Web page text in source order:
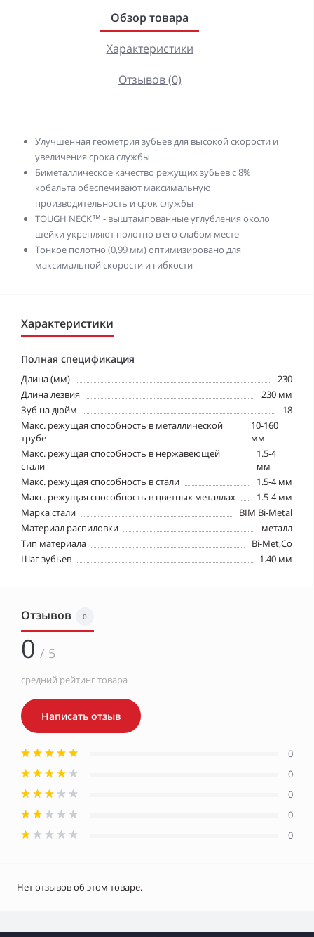
Обзор товара
Характеристики
Отзывов (0)
Улучшенная геометрия зубьев для высокой скорости и
увеличения срока службы
Биметаллическое качество режущих зубьев с 8%
кобальта обеспечивают максимальную
производительность и срок службы
TOUGH NECK™ - выштампованные углубления около
шейки укрепляют полотно в его слабом месте
Тонкое полотно (0,99 мм) оптимизировано для
максимальной скорости и гибкости
Характеристики
Полная спецификация
Длина (мм)
230
Длина лезвия
230 мм
Зуб на дюйм
18
Макс. режущая способность в металлической
трубе
10-160
мм
Макс. режущая способность в нержавеющей
стали
1.5-4
мм
Макс. режущая способность в стали
1.5-4 мм
Макс. режущая способность в цветных металлах
1.5-4 мм
Марка стали
BIM Bi-Metal
Материал распиловки
металл
Тип материала
Bi-Met,Co
Шаг зубьев
1.40 мм
Отзывов 0
0 / 5
средний рейтинг товара
Написать отзыв
0
0
0
0
0
Нет отзывов об этом товаре.